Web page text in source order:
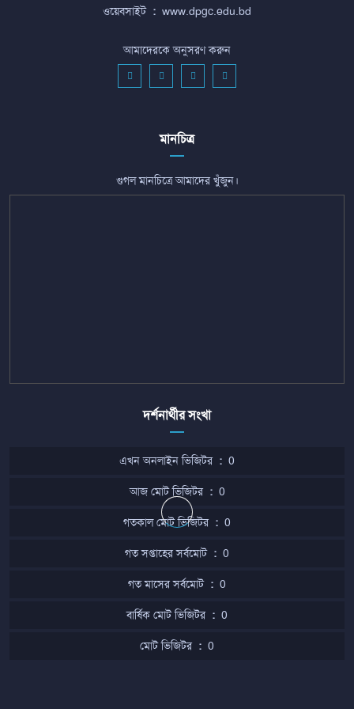
ওয়েবসাইট : www.dpgc.edu.bd
আমাদেরকে অনুসরণ করুন
মানচিত্র
গুগল মানচিত্রে আমাদের খুঁজুন।
দর্শনার্থীর সংখা
এখন অনলাইন ভিজিটর : 0
আজ মোট ভিজিটর : 0
গতকাল মোট ভিজিটর : 0
গত সপ্তাহের সর্বমোট : 0
গত মাসের সর্বমোট : 0
বার্ষিক মোট ভিজিটর : 0
মোট ভিজিটর : 0